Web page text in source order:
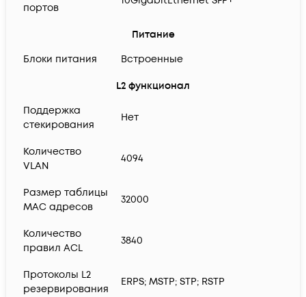
портов
Питание
Блоки питания
Встроенные
L2 функционал
Поддержка
стекирования
Нет
Количество
VLAN
4094
Размер таблицы
MAC адресов
32000
Количество
правил ACL
3840
Протоколы L2
резервирования
ERPS; MSTP; STP; RSTP